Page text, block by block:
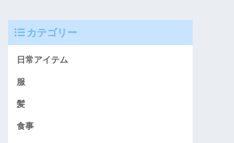
カテゴリー
日常アイテム
服
髪
食事